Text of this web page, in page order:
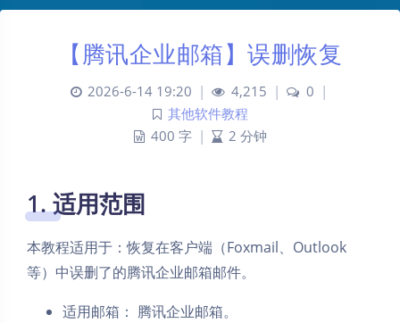
【腾讯企业邮箱】误删恢复
2026-6-14 19:20 | 4,215 | 0 |
其他软件教程
400 字 | 2 分钟
1. 适用范围
本教程适用于：恢复在客户端（Foxmail、Outlook
等）中误删了的腾讯企业邮箱邮件。
适用邮箱： 腾讯企业邮箱。